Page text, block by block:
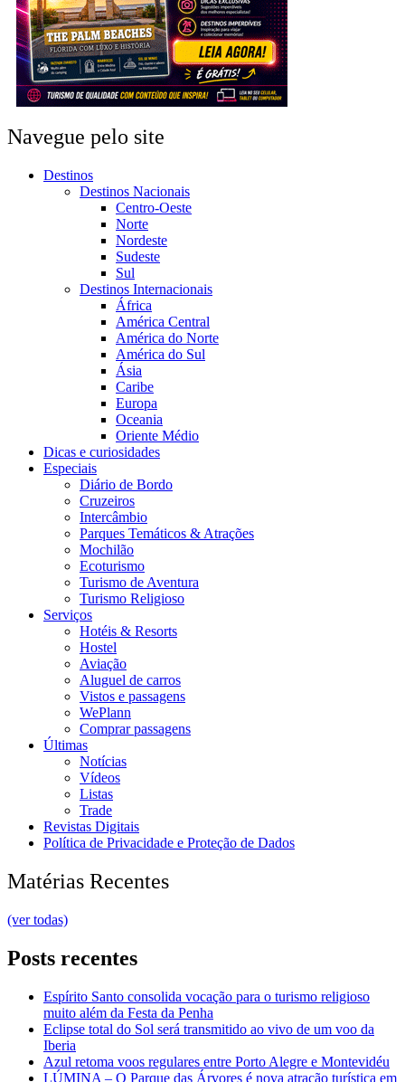
Navegue pelo site
Destinos
Destinos Nacionais
Centro-Oeste
Norte
Nordeste
Sudeste
Sul
Destinos Internacionais
África
América Central
América do Norte
América do Sul
Ásia
Caribe
Europa
Oceania
Oriente Médio
Dicas e curiosidades
Especiais
Diário de Bordo
Cruzeiros
Intercâmbio
Parques Temáticos & Atrações
Mochilão
Ecoturismo
Turismo de Aventura
Turismo Religioso
Serviços
Hotéis & Resorts
Hostel
Aviação
Aluguel de carros
Vistos e passagens
WePlann
Comprar passagens
Últimas
Notícias
Vídeos
Listas
Trade
Revistas Digitais
Política de Privacidade e Proteção de Dados
Matérias Recentes
(ver todas)
Posts recentes
Espírito Santo consolida vocação para o turismo religioso
muito além da Festa da Penha
Eclipse total do Sol será transmitido ao vivo de um voo da
Iberia
Azul retoma voos regulares entre Porto Alegre e Montevidéu
LÚMINA – O Parque das Árvores é nova atração turística em